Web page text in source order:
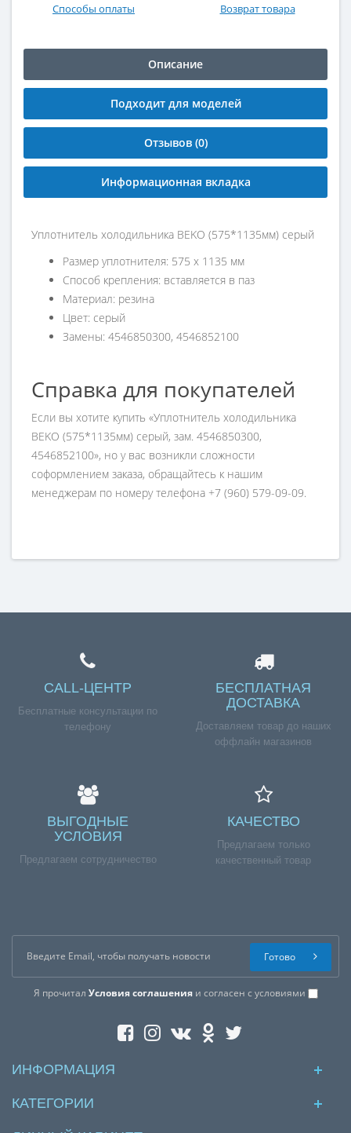
Способы оплаты Возврат товара
Описание
Подходит для моделей
Отзывов (0)
Информационная вкладка
Уплотнитель холодильника BEKO (575*1135мм) серый
Размер уплотнителя: 575 х 1135 мм
Способ крепления: вставляется в паз
Материал: резина
Цвет: серый
Замены: 4546850300, 4546852100
Справка для покупателей
Если вы хотите купить «Уплотнитель холодильника
BEKO (575*1135мм) серый, зам. 4546850300,
4546852100», но у вас возникли сложности
соформлением заказа, обращайтесь к нашим
менеджерам по номеру телефона +7 (960) 579-09-09.
CALL-ЦЕНТР
Бесплатные консультации по
телефону
БЕСПЛАТНАЯ
ДОСТАВКА
Доставляем товар до наших
оффлайн магазинов
ВЫГОДНЫЕ
УСЛОВИЯ
Предлагаем сотрудничество
КАЧЕСТВО
Предлагаем только
качественный товар
Я прочитал Условия соглашенияи согласен с условиями
Готово
ИНФОРМАЦИЯ
КАТЕГОРИИ